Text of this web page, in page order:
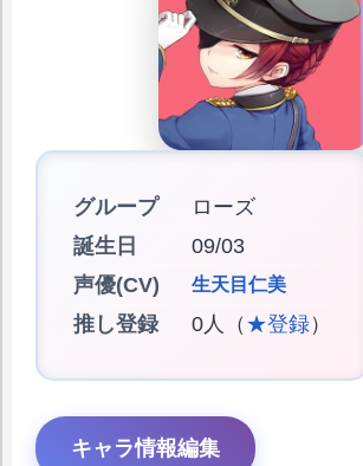
グループ
ローズ
誕生日
09/03
声優(CV)
生天目仁美
推し登録 0人（ ★登録）
キャラ情報編集